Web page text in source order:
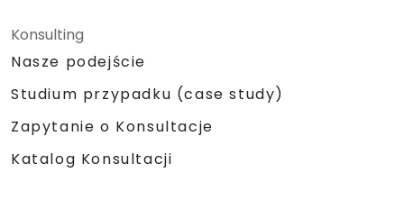
Konsulting
Nasze podejście
Studium przypadku (case study)
Zapytanie o Konsultacje
Katalog Konsultacji